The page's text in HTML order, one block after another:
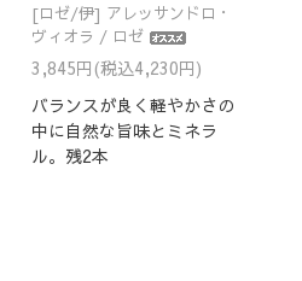
[ロゼ/伊] アレッサンドロ・
ヴィオラ / ロゼ
3,845円(税込4,230円)
バランスが良く軽やかさの
中に自然な旨味とミネラ
ル。残2本